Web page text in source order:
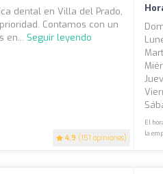
4.9 (151 opiniones)
dental en Villa del Prado,
Contamos con un
en... Seguir leyendo
El
la